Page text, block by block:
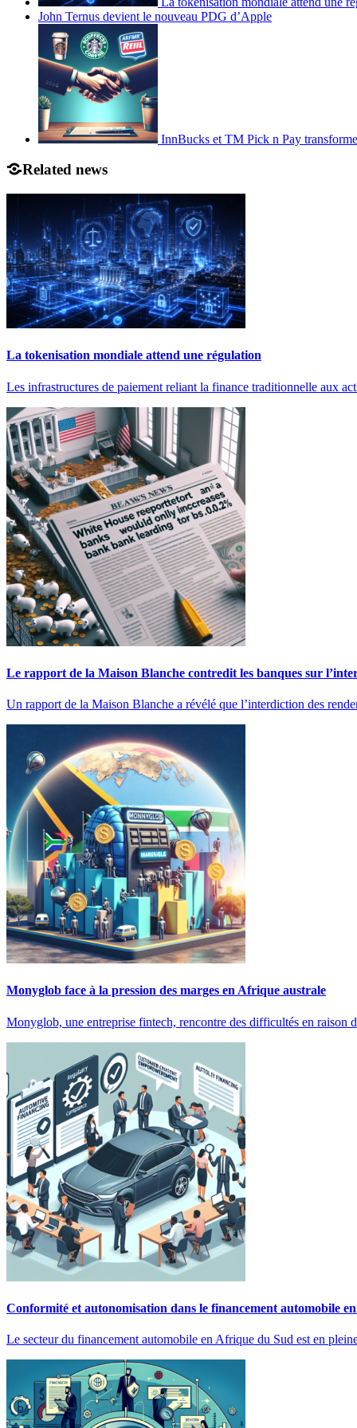
John Ternus devient le nouveau PDG d’Apple
InnBucks et TM Pick n Pay
Related news
La tokenisation mondiale attend une régulation
Les infrastructures de paiement reliant la finance traditionnelle aux
Le rapport de la Maison Blanche contredit les banques sur
Un rapport de la Maison Blanche a révélé que l’interdiction des
Monyglob face à la pression des marges en Afrique australe
Monyglob, une entreprise fintech, rencontre des difficultés en raison
Conformité et autonomisation dans le financement automobile
Le secteur du financement automobile en Afrique du Sud est en